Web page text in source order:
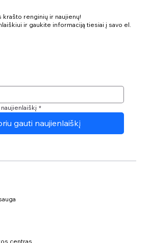
renginių ir naujienų!
ir gaukite informaciją tiesiai į savo el.
*
gauti naujienlaiškį
centras